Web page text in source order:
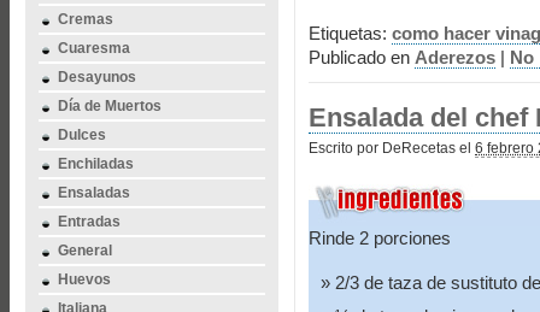
Cremas
Cuaresma
Desayunos
Día de Muertos
Dulces
Enchiladas
Ensaladas
Entradas
General
Huevos
Italiana
Etiquetas: como hacer
Publicado en Aderezos | No
Ensalada del
Escrito por DeRecetas el 6 febrero
Rinde 2 porciones
2/3 de taza de sustituto